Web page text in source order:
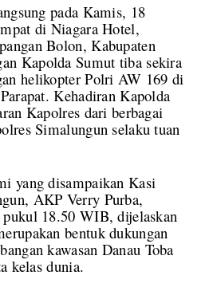
pada Kamis, 18
di Niagara Hotel,
Bolon, Kabupaten
Kapolda Sumut tiba sekira
helikopter Polri AW 169 di
Kehadiran Kapolda
Kapolres dari berbagai
Simalungun selaku tuan
yang disampaikan Kasi
AKP Verry Purba,
pukul 18.50 WIB, dijelaskan
bentuk dukungan
kawasan Danau Toba
kelas dunia.